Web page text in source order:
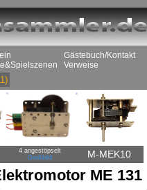
Gästebuch/Kontakt
Verweise
4 angestöpselt
Großbild
M-MEK10
ME 131